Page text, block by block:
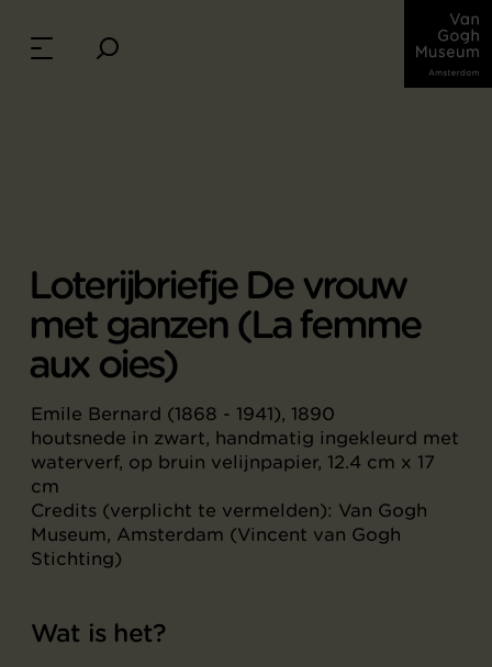
Loterijbriefje De vrouw
met ganzen (La femme
aux oies)
Emile Bernard (1868 - 1941), 1890
houtsnede in zwart, handmatig ingekleurd met
waterverf, op bruin velijnpapier, 12.4 cm x 17
cm
Credits (verplicht te vermelden): Van Gogh
Museum, Amsterdam (Vincent van Gogh
Stichting)
Wat is het?